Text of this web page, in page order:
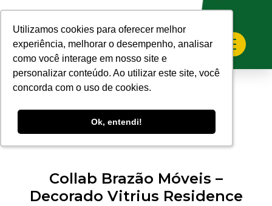
Utilizamos cookies para oferecer melhor
experiência, melhorar o desempenho, analisar
como você interage em nosso site e
personalizar conteúdo. Ao utilizar este site, você
concorda com o uso de cookies.
Ok, entendi!
Utilizamos cookies para oferecer melhor
experiência, melhorar o desempenho, analisar
como você interage em nosso site e
personalizar conteúdo. Ao utilizar este site, você
concorda com o uso de cookies.
Ok, entendi!
Collab Brazão Móveis –
Decorado Vitrius Residence